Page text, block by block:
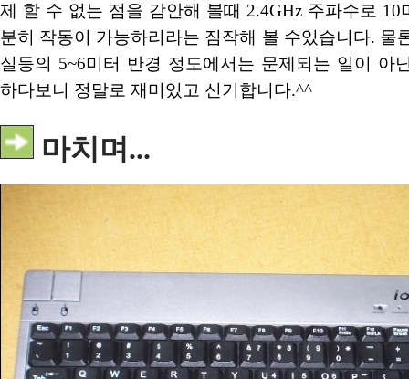
제 할 수 없는 점을 감안해 볼때 2.4GHz 주파수로 10
분히 작동이 가능하리라는 짐작해 볼 수있습니다. 물
실등의 5~6미터 반경 정도에서는 문제되는 일이 아
하다보니 정말로 재미있고 신기합니다.^^
마치며...